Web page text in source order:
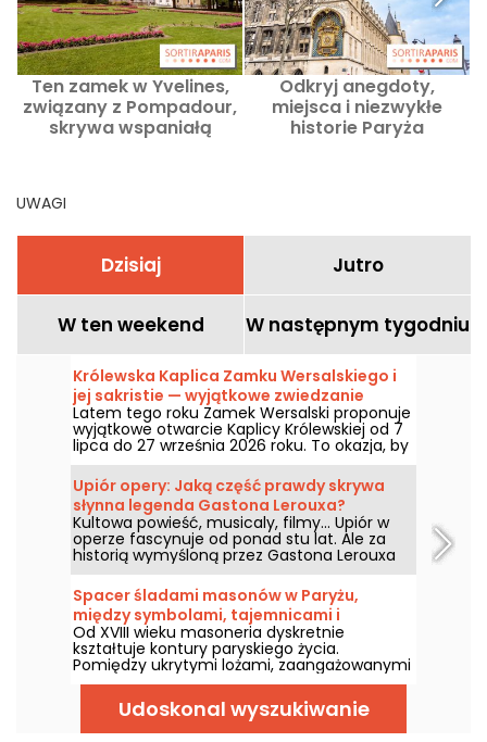
Ten zamek w Yvelines,
związany z Pompadour,
skrywa wspaniałą
Odkryj anegdoty,
miejsca i niezwykłe
historie Paryża
UWAGI
Dzisiaj Jutro
W ten weekend W następnym tygodniu
Królewska Kaplica Zamku Wersalskiego i
jej sakristie — wyjątkowe zwiedzanie
latem 2026 roku
Latem tego roku Zamek Wersalski proponuje
wyjątkowe otwarcie Kaplicy Królewskiej od 7
lipca do 27 września 2026 roku. To okazja, by
podziwiać jego nawę, malowany sufit,
sakristie, intarsję kamienną i tyle innych
piękności!
Upiór opery: Jaką część prawdy skrywa
słynna legenda Gastona Lerouxa?
Kultowa powieść, musicaly, filmy... Upiór w
operze fascynuje od ponad stu lat. Ale za
historią wymyśloną przez Gastona Lerouxa
kryje się kilka naprawdę realnych faktów
związanych z Palais Garnier. Upadek
żyrandola, tajemnicze jezioro podziemne,
zarezerwowana loża... Co z tej legendy
zostało?
Spacer śladami masonów w Paryżu,
między symbolami, tajemnicami i
dziedzictwem
Od XVIII wieku masoneria dyskretnie
kształtuje kontury paryskiego życia.
Pomiędzy ukrytymi lożami, zaangażowanymi
osobowościami i symbolami wyrytymi na
fasadach, Paryż jest masońską stolicą.
Podążaj śladami masonów, aby czytać
między kamieniami i odkrywać ten
Udoskonal wyszukiwanie